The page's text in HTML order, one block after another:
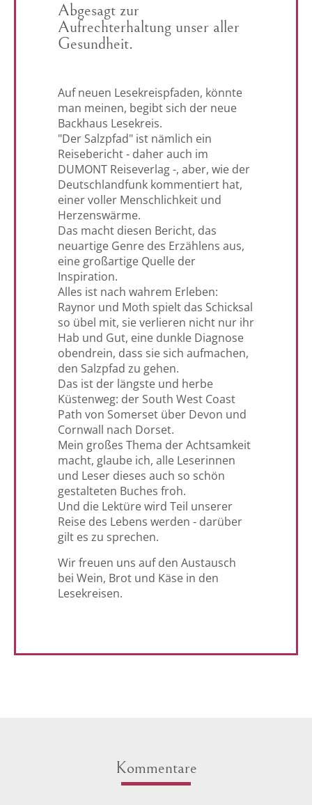
Abgesagt zur
Aufrechterhaltung unser aller
Gesundheit.
Auf neuen Lesekreispfaden, könnte
man meinen, begibt sich der neue
Backhaus Lesekreis.
"Der Salzpfad" ist nämlich ein
Reisebericht - daher auch im
DUMONT Reiseverlag -, aber, wie der
Deutschlandfunk kommentiert hat,
einer voller Menschlichkeit und
Herzenswärme.
Das macht diesen Bericht, das
neuartige Genre des Erzählens aus,
eine großartige Quelle der
Inspiration.
Alles ist nach wahrem Erleben:
Raynor und Moth spielt das Schicksal
so übel mit, sie verlieren nicht nur ihr
Hab und Gut, eine dunkle Diagnose
obendrein, dass sie sich aufmachen,
den Salzpfad zu gehen.
Das ist der längste und herbe
Küstenweg: der South West Coast
Path von Somerset über Devon und
Cornwall nach Dorset.
Mein großes Thema der Achtsamkeit
macht, glaube ich, alle Leserinnen
und Leser dieses auch so schön
gestalteten Buches froh.
Und die Lektüre wird Teil unserer
Reise des Lebens werden - darüber
gilt es zu sprechen.
Wir freuen uns auf den Austausch
bei Wein, Brot und Käse in den
Lesekreisen.
Kommentare